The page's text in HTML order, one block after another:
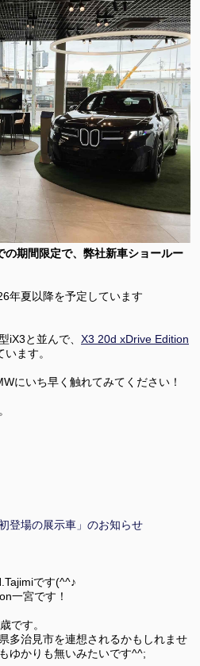
期間限定で、弊社新車ショールー
年夏以降を予定しています
iX3と並んで、 X3 20d xDrive Edition
ます。
にいち早く触れてみてください！
登場の展示車」のお知らせ
です(^^♪
一宮です！
です。
多治見市を連想されるかもしれませ
ゆかりも無いみたいです^^;